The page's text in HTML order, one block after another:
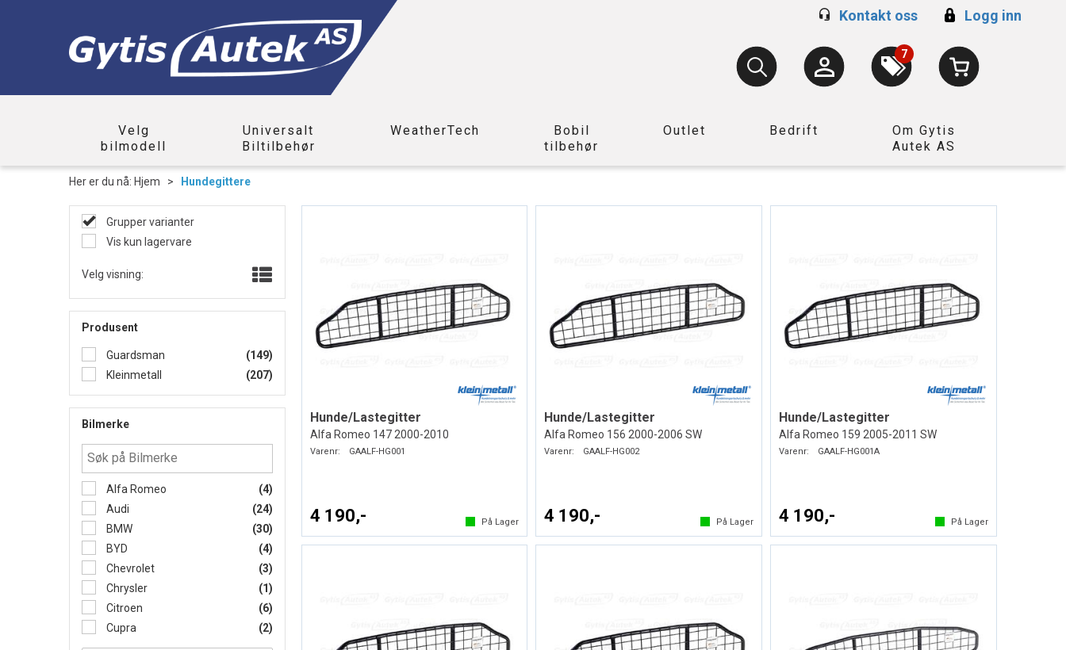
Kontakt oss Logg inn
7
Velg
bilmodell
Universalt
Biltilbehør
WeatherTech
Bobil
tilbehør
Outlet Bedrift
Om Gytis
Autek AS
Her er du nå: Hjem > Hundegittere
Grupper varianter
Vis kun lagervare
Velg visning:
Produsent
Guardsman
(149)
Kleinmetall
(207)
Bilmerke
Alfa Romeo
(4)
Audi
(24)
BMW
(30)
BYD
(4)
Chevrolet
(3)
Chrysler
(1)
Citroen
(6)
Cupra
(2)
Hunde/Lastegitter
Alfa Romeo 147 2000-2010
Varenr: GAALF-HG001
4 190,- På Lager
Hunde/Lastegitter
Alfa Romeo 156 2000-2006 SW
Varenr: GAALF-HG002
4 190,- På Lager
Hunde/Lastegitter
Alfa Romeo 159 2005-2011 SW
Varenr: GAALF-HG001A
4 190,- På Lager